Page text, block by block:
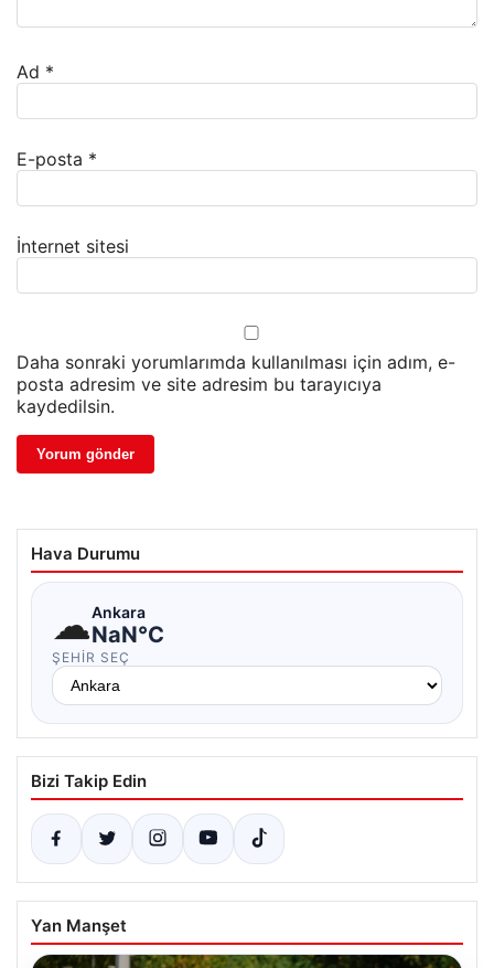
Ad *
E-posta *
İnternet sitesi
Daha sonraki yorumlarımda kullanılması için adım, e-
posta adresim ve site adresim bu tarayıcıya
kaydedilsin.
Hava Durumu
☁Ankara
NaN°C
ŞEHIR SEÇ
Bizi Takip Edin
Yan Manşet